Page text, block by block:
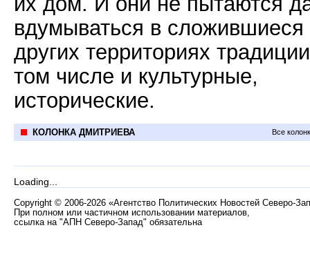
вдумываться в сложившиеся
других территориях
том числе и культурные,
исторические.
КОЛОНКА ДМИТРИЕВА Все
Loading...
Copyright © 2006-2026 «Агентство Политических Новостей Северо-
При полном или частичном использовании материалов,
ссылка на "АПН Северо-Запад" обязательна